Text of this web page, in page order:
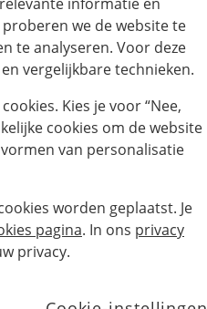
we de website te
te analyseren. Voor deze
vergelijkbare technieken.
Kies je voor “Nee,
cookies om de website
van personalisatie
worden geplaatst. Je
pagina. In ons privacy
privacy.